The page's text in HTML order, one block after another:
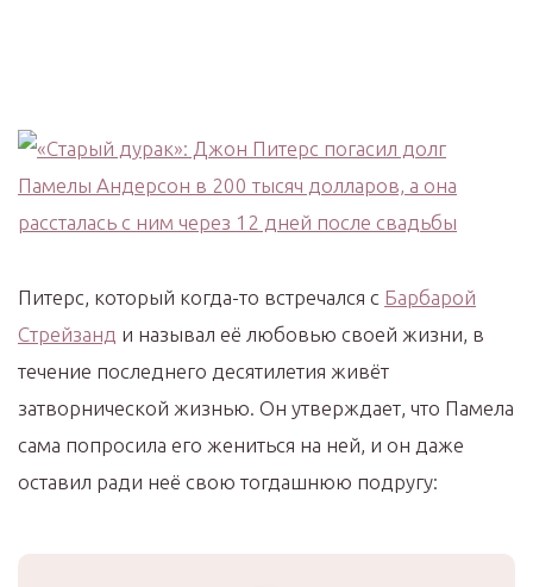
Питерс, который когда-то встречался с Барбарой
Стрейзанд и называл её любовью своей жизни, в
течение последнего десятилетия живёт
затворнической жизнью. Он утверждает, что Памела
сама попросила его жениться на ней, и он даже
оставил ради неё свою тогдашнюю подругу: